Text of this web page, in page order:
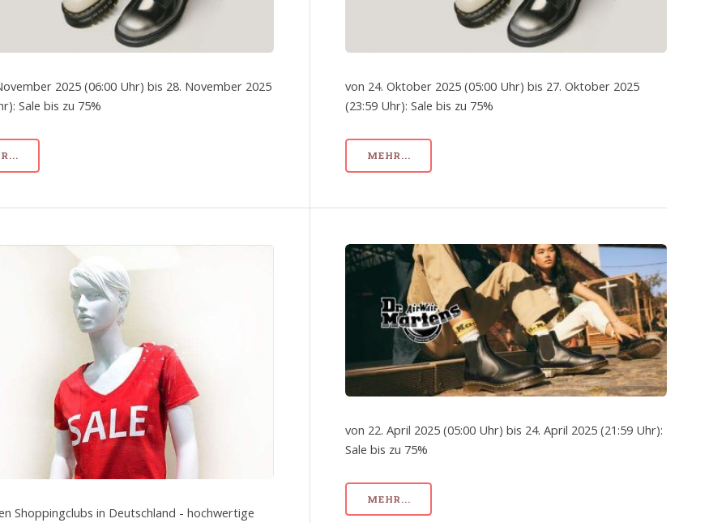
2025 (06:00 Uhr) bis 28. November 2025
Sale bis zu 75%
von 24. Oktober 2025 (05:00 Uhr) bis 27. Oktober 2025
(23:59 Uhr): Sale bis zu 75%
MEHR...
Shoppingclubs in Deutschland - hochwertige
von 22. April 2025 (05:00 Uhr) bis 24. April 2025 (21:59 Uhr):
Sale bis zu 75%
MEHR...